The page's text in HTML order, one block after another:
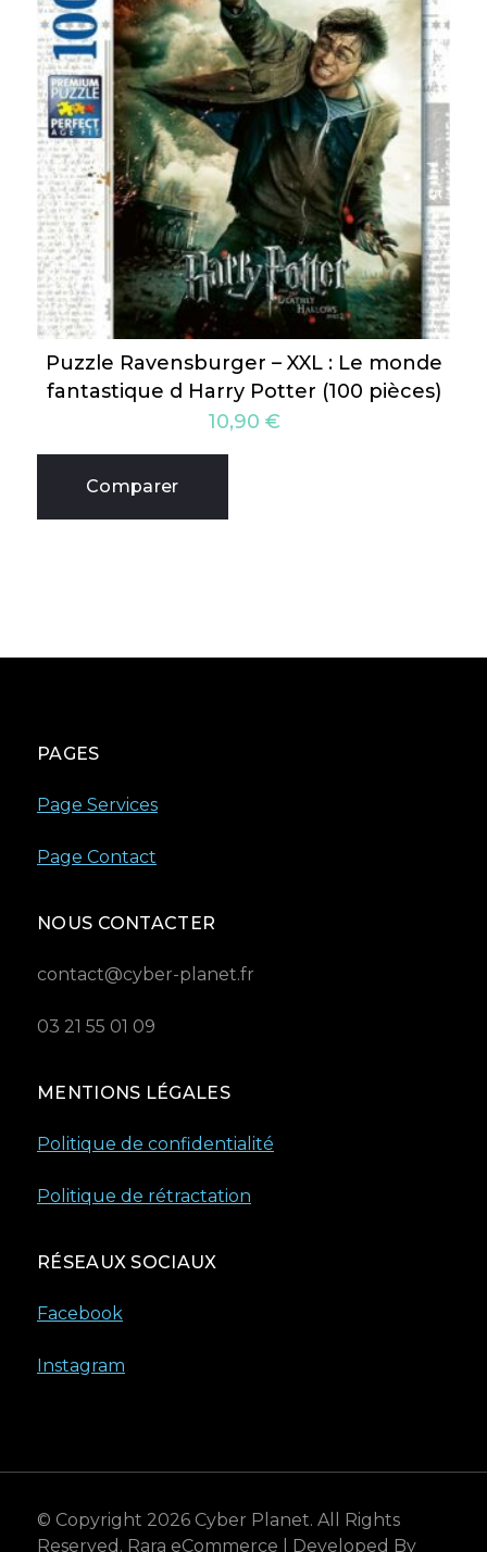
Puzzle Ravensburger – XXL : Le monde
fantastique d Harry Potter (100 pièces)
10,90 €
Comparer
PAGES
Page Services
Page Contact
NOUS CONTACTER
contact@cyber-planet.fr
03 21 55 01 09
MENTIONS LÉGALES
Politique de confidentialité
Politique de rétractation
RÉSEAUX SOCIAUX
Facebook
Instagram
© Copyright 2026 Cyber Planet. All Rights
Reserved. Rara eCommerce | Developed By